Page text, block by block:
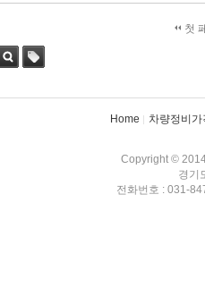
첫
Home 차량정비가
Copyright ©
경기
전화번호 : 031-